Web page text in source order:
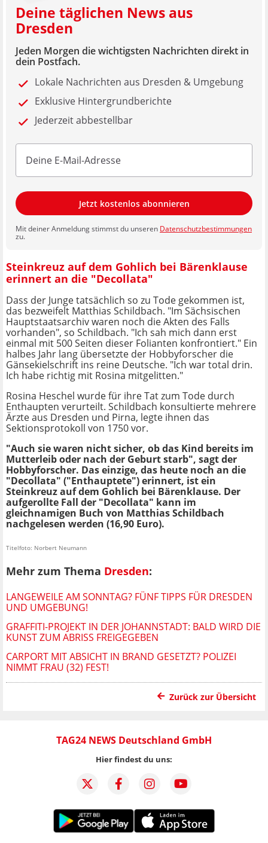
Deine täglichen News aus
Dresden
Jeden Morgen die wichtigsten Nachrichten direkt in
dein Postfach.
Lokale Nachrichten aus Dresden & Umgebung
Exklusive Hintergrundberichte
Jederzeit abbestellbar
Jetzt kostenlos abonnieren
Mit deiner Anmeldung stimmst du unseren Datenschutzbestimmungen
zu.
Steinkreuz auf dem Gohlich bei Bärenklause
erinnert an die "Decollata"
Dass der Junge tatsächlich so zu Tode gekommen ist,
das bezweifelt Matthias Schildbach. "Im Sächsischen
Hauptstaatsarchiv waren noch die Akten des Falls
vorhanden", so Schildbach. "Ich sah mich dann erst
einmal mit 500 Seiten dieser Folianten konfrontiert." Ein
halbes Jahr lang übersetzte der Hobbyforscher die
Gänsekielschrift ins reine Deutsche. "Ich war total drin.
Ich habe richtig mit Rosina mitgelitten."
Rosina Heschel wurde für ihre Tat zum Tode durch
Enthaupten verurteilt. Schildbach konsultierte mehrere
Ärzte aus Dresden und Pirna, legte ihnen das
Sektionsprotokoll von 1750 vor.
"Auch sie waren nicht sicher, ob das Kind bereits im
Mutterleib oder nach der Geburt starb", sagt der
Hobbyforscher. Das einzige, das heute noch an die
"Decollata" ("Enthauptete") erinnert, ist ein
Steinkreuz auf dem Gohlich bei Bärenklause. Der
aufgerollte Fall der "Decollata" kann im
gleichnamigen Buch von Matthias Schildbach
nachgelesen werden (16,90 Euro).
Titelfoto: Norbert Neumann
Mehr zum Thema Dresden:
LANGEWEILE AM SONNTAG? FÜNF TIPPS FÜR DRESDEN
UND UMGEBUNG!
GRAFFITI-PROJEKT IN DER JOHANNSTADT: BALD WIRD DIE
KUNST ZUM ABRISS FREIGEGEBEN
CARPORT MIT ABSICHT IN BRAND GESETZT? POLIZEI
NIMMT FRAU (32) FEST!
Zurück zur Übersicht
TAG24 NEWS Deutschland GmbH
Hier findest du uns: